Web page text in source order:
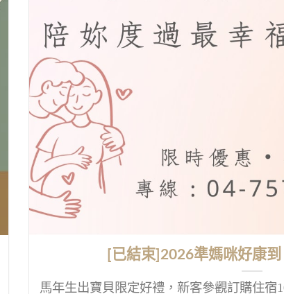
[已結束]2026準媽咪好康
馬年生出寶貝限定好禮，新客參觀訂購住宿